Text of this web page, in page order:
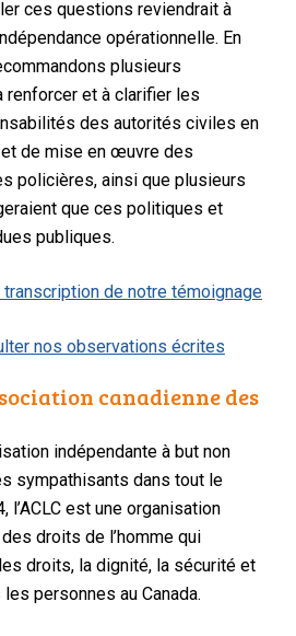
ces questions reviendrait à
opérationnelle. En
plusieurs
et à clarifier les
des autorités civiles en
et de mise en œuvre des
policières, ainsi que plusieurs
que ces politiques et
publiques.
de notre témoignage
nos observations écrites
canadienne des
indépendante à but non
sympathisants dans tout le
l’ACLC est une organisation
droits de l’homme qui
droits, la dignité, la sécurité et
personnes au Canada.